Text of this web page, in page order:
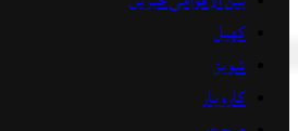
کھیل
شوبز
کاروبار